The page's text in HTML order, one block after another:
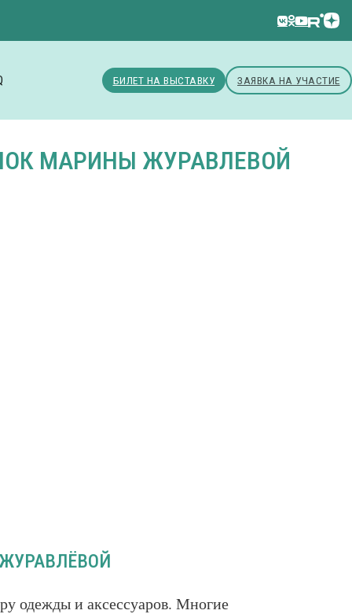
БИЛЕТ НА ВЫСТАВКУ ЗАЯВКА НА УЧАСТИЕ
МАРИНЫ ЖУРАВЛЕВОЙ
одежды и аксессуаров. Многие